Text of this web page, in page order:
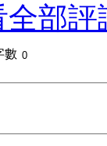
全部評
數